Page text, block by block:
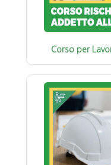
Corso per